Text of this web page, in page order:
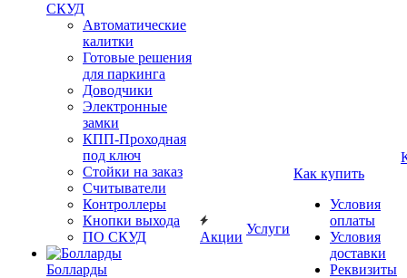
СКУД
Автоматические
калитки
Готовые решения
для паркинга
Доводчики
Электронные
замки
КПП-Проходная
под ключ
Стойки на заказ
Считыватели
Контроллеры
Кнопки выхода
ПО СКУД
Болларды
Акции
Услуги
Как купить
Условия
оплаты
Условия
доставки
Реквизиты